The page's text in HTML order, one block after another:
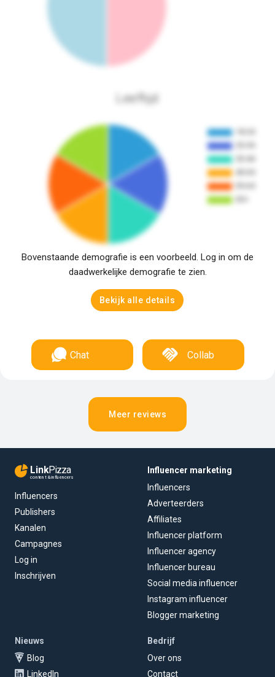
Leeftijd
Bovenstaande demografie is een voorbeeld. Log in om de
daadwerkelijke demografie te zien.
Bekijk alle details
Chat Collab
Meer reviews
LinkPizza
content & influencers
Influencers
Publishers
Kanalen
Campagnes
Log in
Inschrijven
Influencer marketing
Influencers
Adverteerders
Affiliates
Influencer platform
Influencer agency
Influencer bureau
Social media influencer
Instagram influencer
Blogger marketing
Nieuws
Blog
LinkedIn
Bedrijf
Over ons
Contact